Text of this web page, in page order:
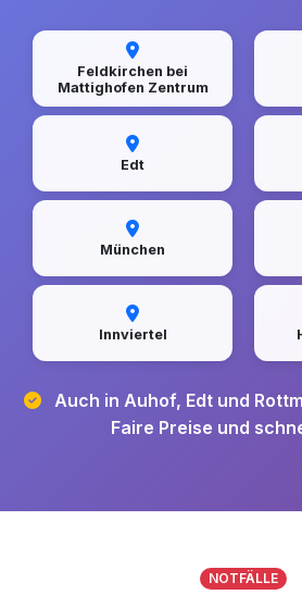
Feldkirchen bei
Mattighofen Zentrum
Edt
München
Innviertel
Auch in Auhof, Edt und
Faire Preise und
NOTFÄLLE